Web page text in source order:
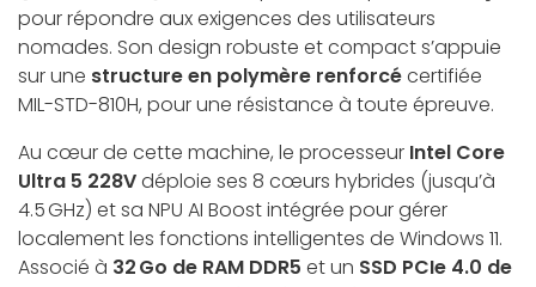
pour répondre aux exigences des utilisateurs
nomades. Son design robuste et compact s’appuie
sur une structure en polymère renforcécertifiée
MIL-STD-810H, pour une résistance à toute épreuve.
Au cœur de cette machine, le processeur Intel Core
Ultra 5 228Vdéploie ses 8 cœurs hybrides (jusqu’à
4.5 GHz) et sa NPU AI Boost intégrée pour gérer
localement les fonctions intelligentes de Windows 11.
Associé à 32 Go de RAM DDR5 et un SSD PCIe 4.0 de